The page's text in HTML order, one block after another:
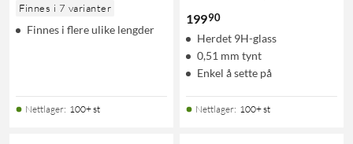
Finnes i 7 varianter
Finnes i flere ulike lengder
Nettlager: 100+ st
19990
Herdet 9H-glass
0,51 mm tynt
Enkel å sette på
Nettlager: 100+ st